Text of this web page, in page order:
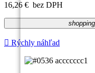
16,26 € bez DPH
 Rýchly náhľad